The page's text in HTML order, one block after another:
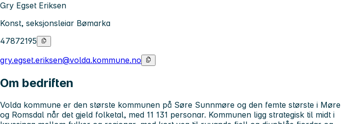
Gry Egset Eriksen
Konst, seksjonsleiar Bømarka
47872195
gry.egset.eriksen@volda.kommune.no
Om bedriften
Volda kommune er den største kommunen på Søre Sunnmøre og den femte største i Møre
og Romsdal når det gjeld folketal, med 11 131 personar. Kommunen ligg strategisk til midt i